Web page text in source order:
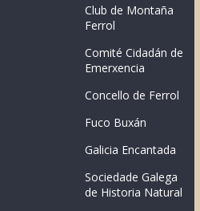
Club de Montaña
Ferrol
Comité Cidadán de
Emerxencia
Concello de Ferrol
Fuco Buxán
Galicia Encantada
Sociedade Galega
de Historia Natural